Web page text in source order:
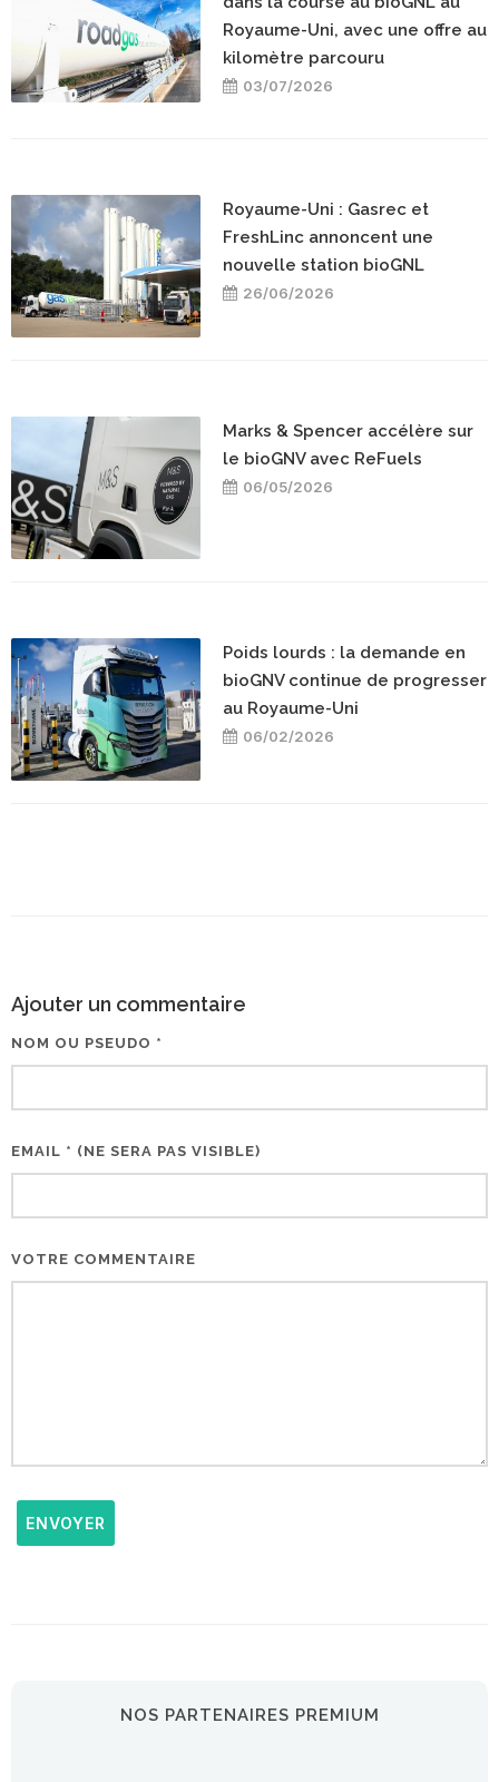
Royaume-Uni, avec une offre au
kilomètre parcouru
03/07/2026
Royaume-Uni : Gasrec et
FreshLinc annoncent une
nouvelle station bioGNL
26/06/2026
Marks & Spencer accélère sur
le bioGNV avec ReFuels
06/05/2026
Poids lourds : la demande en
bioGNV continue de progresser
au Royaume-Uni
06/02/2026
Ajouter un commentaire
NOM OU PSEUDO *
EMAIL * (NE SERA PAS VISIBLE)
VOTRE COMMENTAIRE
ENVOYER
NOS PARTENAIRES PREMIUM